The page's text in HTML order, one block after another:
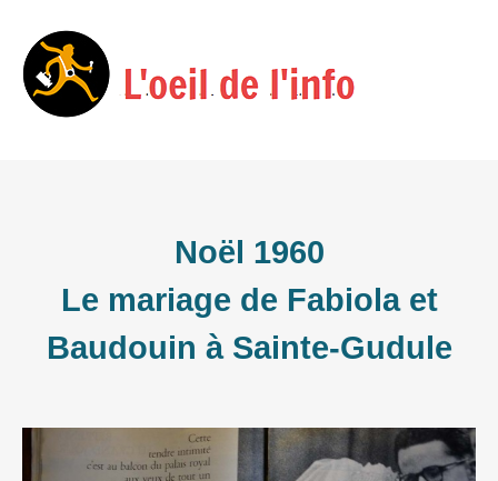
Skip
to
Noël 1960
Le mariage de Fabiola et
Baudouin à Sainte-Gudule